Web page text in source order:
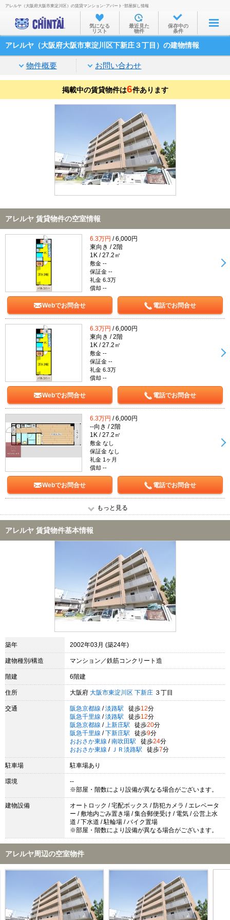
お部屋を探す
沿線・駅から
家賃相場から
通勤通学時間から
不動産会社から
TOP
アレルヤ（大阪府大阪市東淀川区）の賃貸マンション･アパート･部屋探し情報
気になる
リスト
最近見た
物件
保存中の
条件
アレルヤ（大阪府大阪市東淀川区下新庄３丁目）の建物情報
物件概要 お問い合わせ
掲載中の賃貸物件は6件あります
アレルヤ 賃貸物件の空室情報
6.3万円 / 6,000円
東向き / 2階
1K / 27.2㎡
敷金 --
保証金 --
礼金 6.3万
償却 --
Webでお問合せ 電話でお問合せ
6.3万円 / 6,000円
東向き / 2階
1K / 27.2㎡
敷金 --
保証金 --
礼金 6.3万
償却 --
Webでお問合せ 電話でお問合せ
6.3万円 / 6,000円
--向き / 2階
1K / 27.2㎡
敷金 なし
保証金 なし
礼金 1ヶ月
償却 --
Webでお問合せ 電話でお問合せ
もっと見る
アレルヤ 賃貸物件基本情報
築年 2002年03月 (築24年)
建物種別/構造 マンション／鉄筋コンクリート造
階建 6階建
住所 大阪府 大阪市東淀川区 下新庄 ３丁目
交通 阪急京都線 / 淡路駅 徒歩12分
阪急千里線 / 淡路駅 徒歩12分
阪急京都線 / 上新庄駅 徒歩20分
阪急千里線 / 下新庄駅 徒歩9分
おおさか東線 / 南吹田駅 徒歩24分
おおさか東線 / ＪＲ淡路駅 徒歩7分
駐車場 駐車場あり
環境
--
※部屋・階数により設備が異なる場合がございます。
建物設備
オートロック / 宅配ボックス / 防犯カメラ / エレベータ
ー / 敷地内ごみ置き場 / 集合郵便受け / 電気 / 公営上水
道 / 下水道 / 駐輪場 / バイク置場
※部屋・階数により設備が異なる場合がございます。
アレルヤ周辺の空室物件